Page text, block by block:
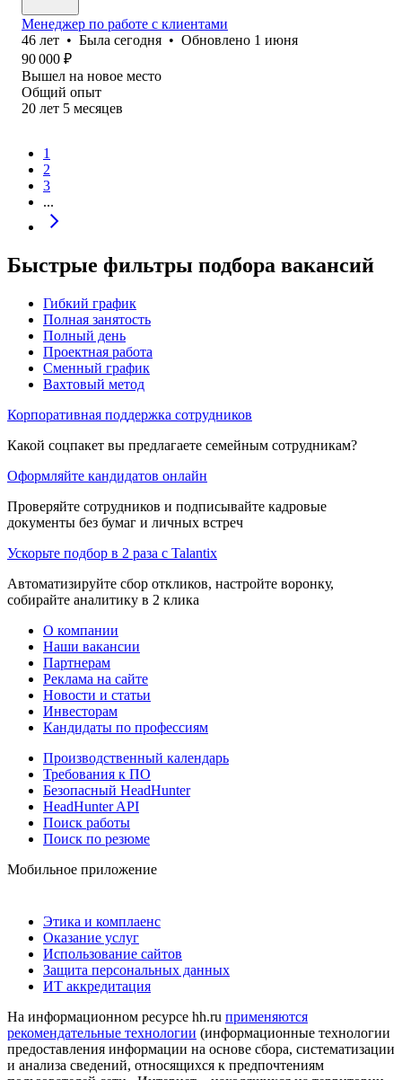
Менеджер по работе с клиентами
46 лет • Была сегодня • Обновлено 1 июня
90 000 ₽
Вышел на новое место
Общий опыт
20 лет 5 месяцев
1
2
3
...
Быстрые фильтры подбора вакансий
Гибкий график
Полная занятость
Полный день
Проектная работа
Сменный график
Вахтовый метод
Корпоративная поддержка сотрудников
Какой соцпакет вы предлагаете семейным сотрудникам?
Оформляйте кандидатов онлайн
Проверяйте сотрудников и подписывайте кадровые
документы без бумаг и личных встреч
Ускорьте подбор в 2 раза с Talantix
Автоматизируйте сбор откликов, настройте воронку,
собирайте аналитику в 2 клика
О компании
Наши вакансии
Партнерам
Реклама на сайте
Новости и статьи
Инвесторам
Кандидаты по профессиям
Производственный календарь
Требования к ПО
Безопасный HeadHunter
HeadHunter API
Поиск работы
Поиск по резюме
Мобильное приложение
Этика и комплаенс
Оказание услуг
Использование сайтов
Защита персональных данных
ИТ аккредитация
На информационном ресурсе hh.ru применяются
рекомендательные технологии (информационные технологии
предоставления информации на основе сбора, систематизации
и анализа сведений, относящихся к предпочтениям